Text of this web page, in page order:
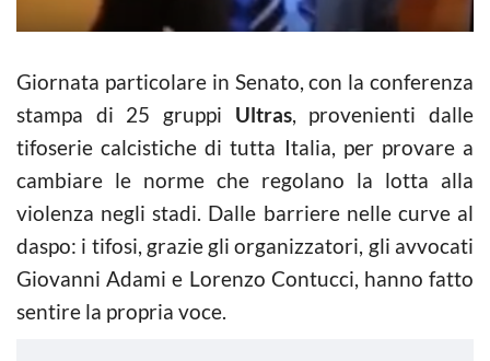
Giornata particolare in Senato, con la conferenza
stampa di 25 gruppi Ultras, provenienti dalle
tifoserie calcistiche di tutta Italia, per provare a
cambiare le norme che regolano la lotta alla
violenza negli stadi. Dalle barriere nelle curve al
daspo: i tifosi, grazie gli organizzatori, gli avvocati
Giovanni Adami e Lorenzo Contucci, hanno fatto
sentire la propria voce.